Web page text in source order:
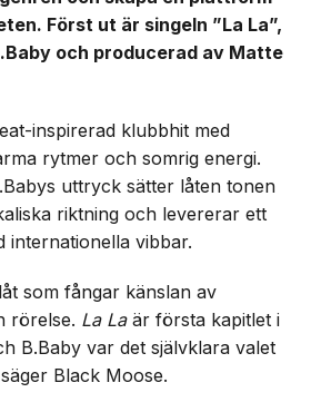
Först ut är singeln ”La La”,
och producerad av Matte
inspirerad klubbhit med
rytmer och somrig energi.
uttryck sätter låten tonen
riktning och levererar ett
internationella vibbar.
som fångar känslan av
rörelse. La Laär första kapitlet i
B.Baby var det självklara valet
Black Moose.